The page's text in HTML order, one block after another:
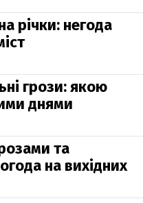
річки: негода
грози: якою
днями
та
на вихідних